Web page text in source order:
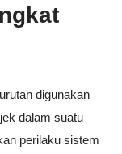
digunakan
dalam suatu
perilaku sistem